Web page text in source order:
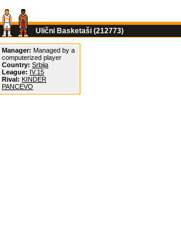
Ulični Basketaši (212773)
Manager: Managed by a
computerized player
Country: Srbija
League: IV.15
Rival: KINDER
PANCEVO